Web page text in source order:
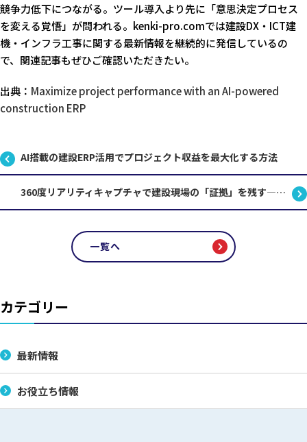
競争力低下につながる。ツール導入より先に「意思決定プロセス
を変える覚悟」が問われる。kenki-pro.comでは建設DX・ICT建
機・インフラ工事に関する最新情報を継続的に発信しているの
で、関連記事もぜひご確認いただきたい。
出典： Maximize project performance with an AI-powered
construction ERP
AI搭載の建設ERP活用でプロジェクト収益を最大化する方法
360度リアリティキャプチャで建設現場の「証拠」を残す—リスク管理と利益確保の新戦略
一覧へ
カテゴリー
最新情報
お役立ち情報